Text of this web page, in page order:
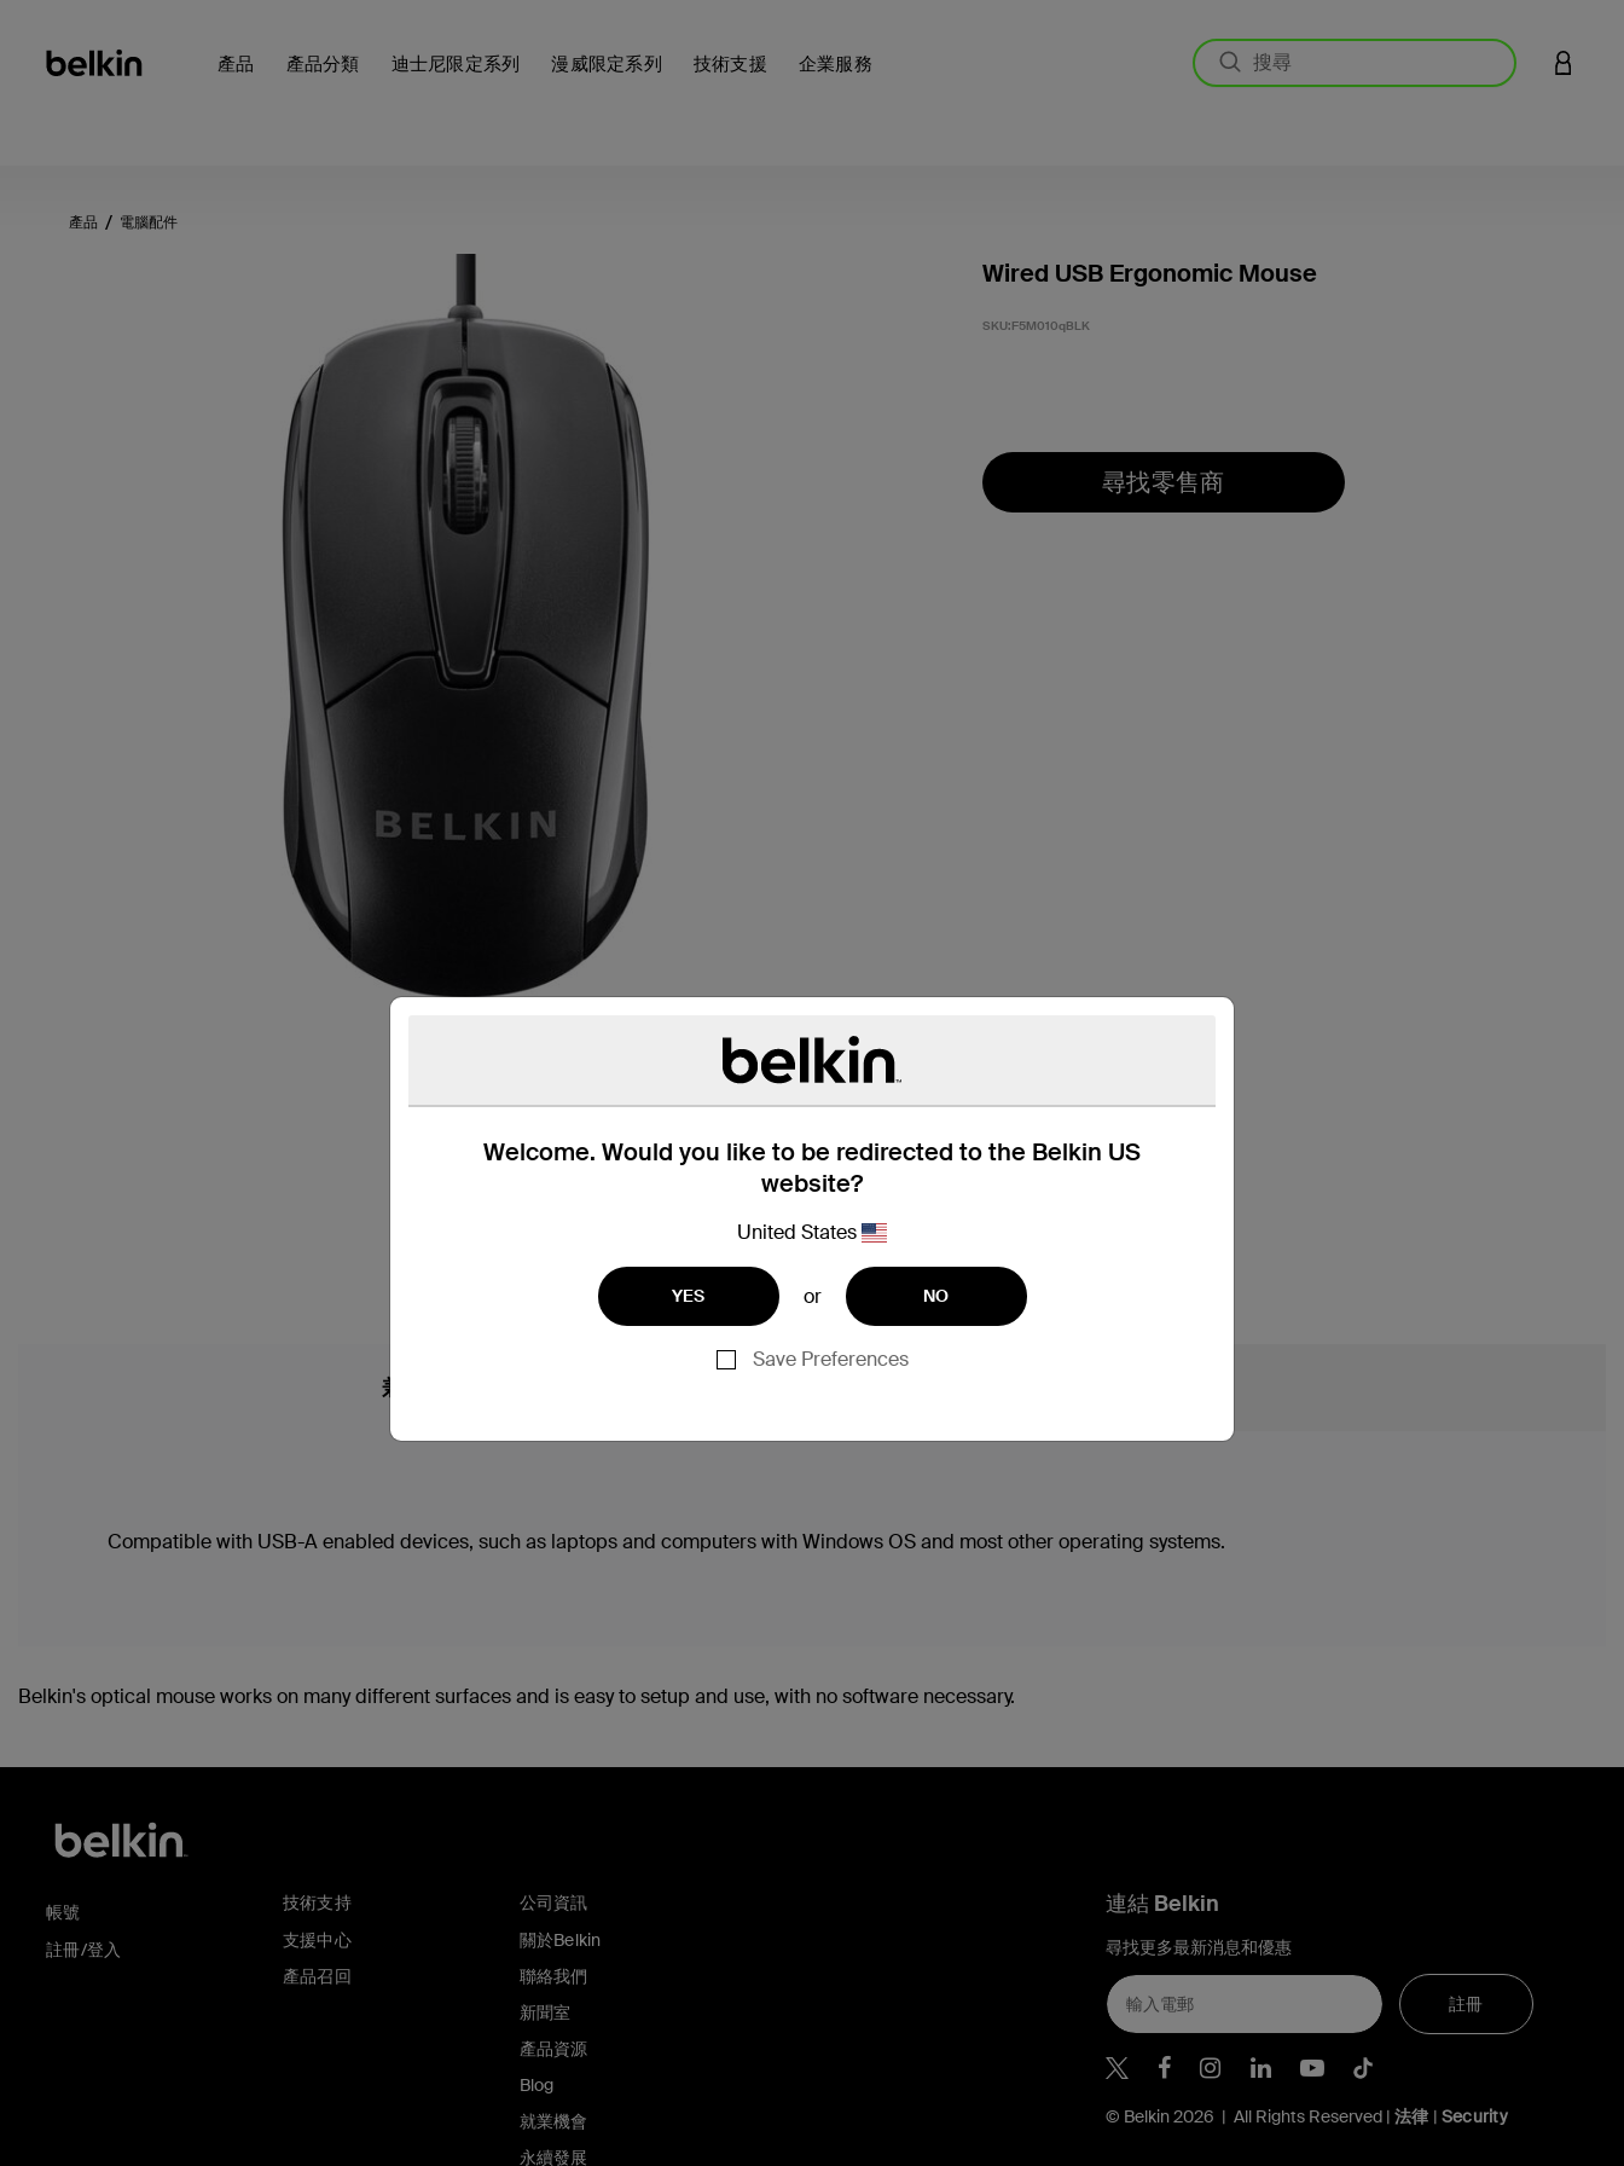
產品 產品分類 迪士尼限定系列 漫威限定系列 技術支援 企業服務 登入您
Welcome. Would you like to be redirected to the Belkin US
website?
United States
YES or NO
Save Preferences
產品 電腦配件
Wired USB Ergonomic Mouse
SKU:F5M010qBLK
尋找零售商
兼容性
Compatible with USB-A enabled devices, such as laptops and computers with Windows OS and most other operating systems.
Belkin's optical mouse works on many different surfaces and is easy to setup and use, with no software necessary.
帳號
註冊/登入
技術支持
支援中心
產品召回
公司資訊
關於Belkin
聯絡我們
新聞室
產品資源
Blog
就業機會
永續發展
連結 Belkin
尋找更多最新消息和優惠
註冊
Belkin Twitter
Belkin Hong Kong Facebook
Belkin Instagram
Belkin Hong Kong
Belkin Youtube
Belkin TikTok
© Belkin 2026 | All Rights Reserved |法律 | Security